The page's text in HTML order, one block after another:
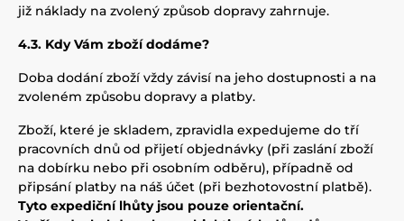
již náklady na zvolený způsob dopravy zahrnuje.
4.3. Kdy Vám zboží dodáme?
Doba dodání zboží vždy závisí na jeho dostupnosti a na
zvoleném způsobu dopravy a platby.
Zboží, které je skladem, zpravidla expedujeme do tří
pracovních dnů od přijetí objednávky (při zaslání zboží
na dobírku nebo při osobním odběru), případně od
připsání platby na náš účet (při bezhotovostní platbě).
Tyto expediční lhůty jsou pouze orientační.